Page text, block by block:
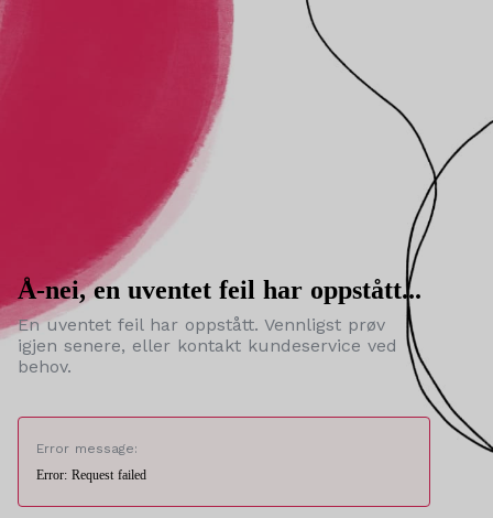
Å-nei, en uventet feil har oppstått...
En uventet feil har oppstått. Vennligst prøv
igjen senere, eller kontakt kundeservice ved
behov.
Error message:
Error: Request failed